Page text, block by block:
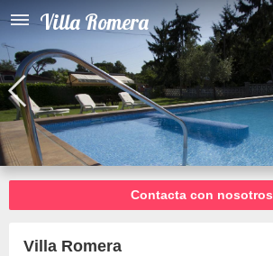
Villa Romera
Contacta con nosotros
Villa Romera